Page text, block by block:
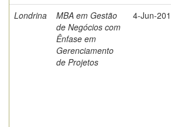
Londrina
MBA em Gestão
de Negócios com
Ênfase em
Gerenciamento
de Projetos
4-Jun-